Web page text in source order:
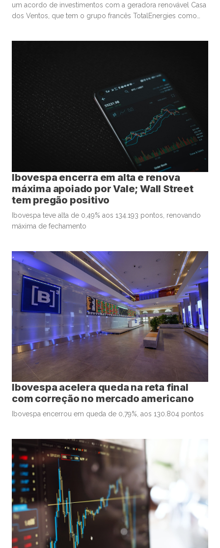
um acordo de investimentos com a geradora renovável Casa
dos Ventos, que tem o grupo francês TotalEnergies como
Ibovespa encerra em alta e renova
máxima apoiado por Vale; Wall Street
tem pregão positivo
Ibovespa teve alta de 0,49% aos 134.193 pontos, renovando
máxima de fechamento
Ibovespa acelera queda na reta final
com correção no mercado americano
Ibovespa encerrou em queda de 0,79%, aos 130.804 pontos